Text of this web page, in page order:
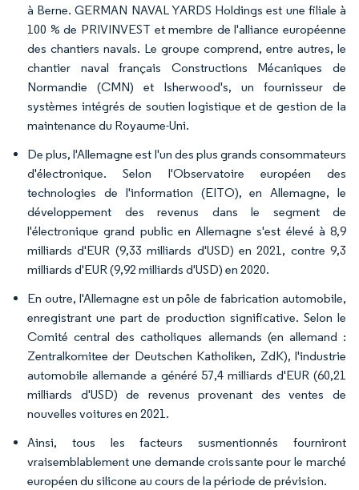
à Berne. GERMAN NAVAL YARDS Holdings est une filiale à
100 % de PRIVINVEST et membre de l'alliance européenne
des chantiers navals. Le groupe comprend, entre autres, le
chantier naval français Constructions Mécaniques de
Normandie (CMN) et Isherwood's, un fournisseur de
systèmes intégrés de soutien logistique et de gestion de la
maintenance du Royaume-Uni.
De plus, l'Allemagne est l'un des plus grands consommateurs
d'électronique. Selon l'Observatoire européen des
technologies de l'information (EITO), en Allemagne, le
développement des revenus dans le segment de
l'électronique grand public en Allemagne s'est élevé à 8,9
milliards d'EUR (9,33 milliards d'USD) en 2021, contre 9,3
milliards d'EUR (9,92 milliards d'USD) en 2020.
En outre, l'Allemagne est un pôle de fabrication automobile,
enregistrant une part de production significative. Selon le
Comité central des catholiques allemands (en allemand :
Zentralkomitee der Deutschen Katholiken, ZdK), l'industrie
automobile allemande a généré 57,4 milliards d'EUR (60,21
milliards d'USD) de revenus provenant des ventes de
nouvelles voitures en 2021.
Ainsi, tous les facteurs susmentionnés fourniront
vraisemblablement une demande croissante pour le marché
européen du silicone au cours de la période de prévision.